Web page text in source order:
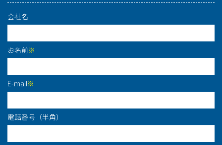
会社名
お名前※
E-mail※
電話番号（半角）